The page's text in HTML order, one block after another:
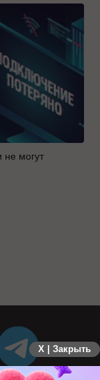
не могут
X | Закрыть